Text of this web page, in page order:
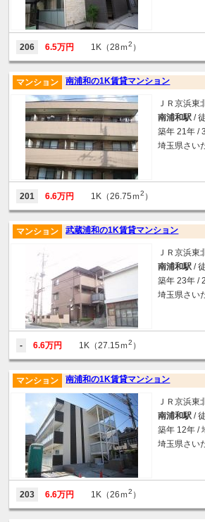
206 6.5万円 1K（28ｍ2 ）
南浦和の1K賃貸マンション
マンション
ＪＲ京浜東
南浦和駅 /
築年 21年 /
埼玉県さい
201 6.6万円 1K（26.75ｍ2 ）
武蔵浦和の1K賃貸マンション
マンション
ＪＲ京浜東
南浦和駅 /
築年 23年 /
埼玉県さい
- 6.6万円 1K（27.15ｍ2 ）
南浦和の1K賃貸マンション
マンション
ＪＲ京浜東
南浦和駅 /
築年 12年 /
埼玉県さい
203 6.6万円 1K（26ｍ2 ）